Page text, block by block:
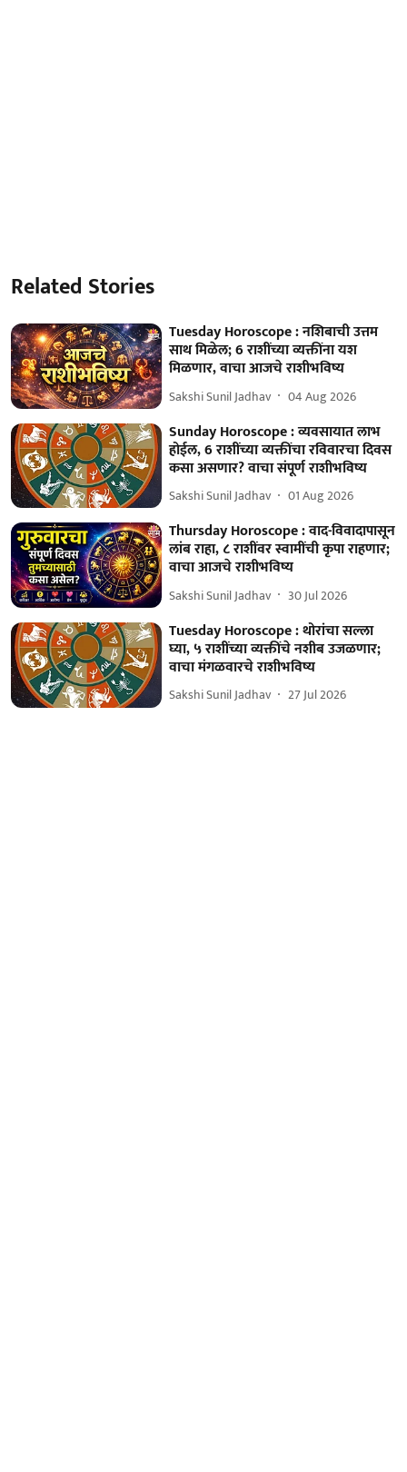
Related Stories
Tuesday Horoscope : नशिबाची उत्तम
साथ मिळेल; 6 राशींच्या व्यक्तींना यश
मिळणार, वाचा आजचे राशीभविष्य
Sakshi Sunil Jadhav 04 Aug 2026
Sunday Horoscope : व्यवसायात लाभ
होईल, 6 राशींच्या व्यक्तींचा रविवारचा दिवस
कसा असणार? वाचा संपूर्ण राशीभविष्य
Sakshi Sunil Jadhav 01 Aug 2026
Thursday Horoscope : वाद-विवादापासून
लांब राहा, ८ राशींवर स्वामींची कृपा राहणार;
वाचा आजचे राशीभविष्य
Sakshi Sunil Jadhav 30 Jul 2026
Tuesday Horoscope : थोरांचा सल्ला
घ्या, ५ राशींच्या व्यक्तींचे नशीब उजळणार;
वाचा मंगळवारचे राशीभविष्य
Sakshi Sunil Jadhav 27 Jul 2026